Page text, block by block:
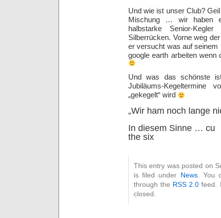
Und wie ist unser Club?
Mischung … wir haben
halbstarke Senior-
Silberrücken. Vorne weg
er versucht was auf
google earth arbeiten
Und was das schönste
Jubiläums-
„gekegelt“ wird
„Wir ham noch lange
In diesem Sinne … cu
the six
This entry was posted on
is filed under
News. You
through the RSS 2.0 feed.
closed.